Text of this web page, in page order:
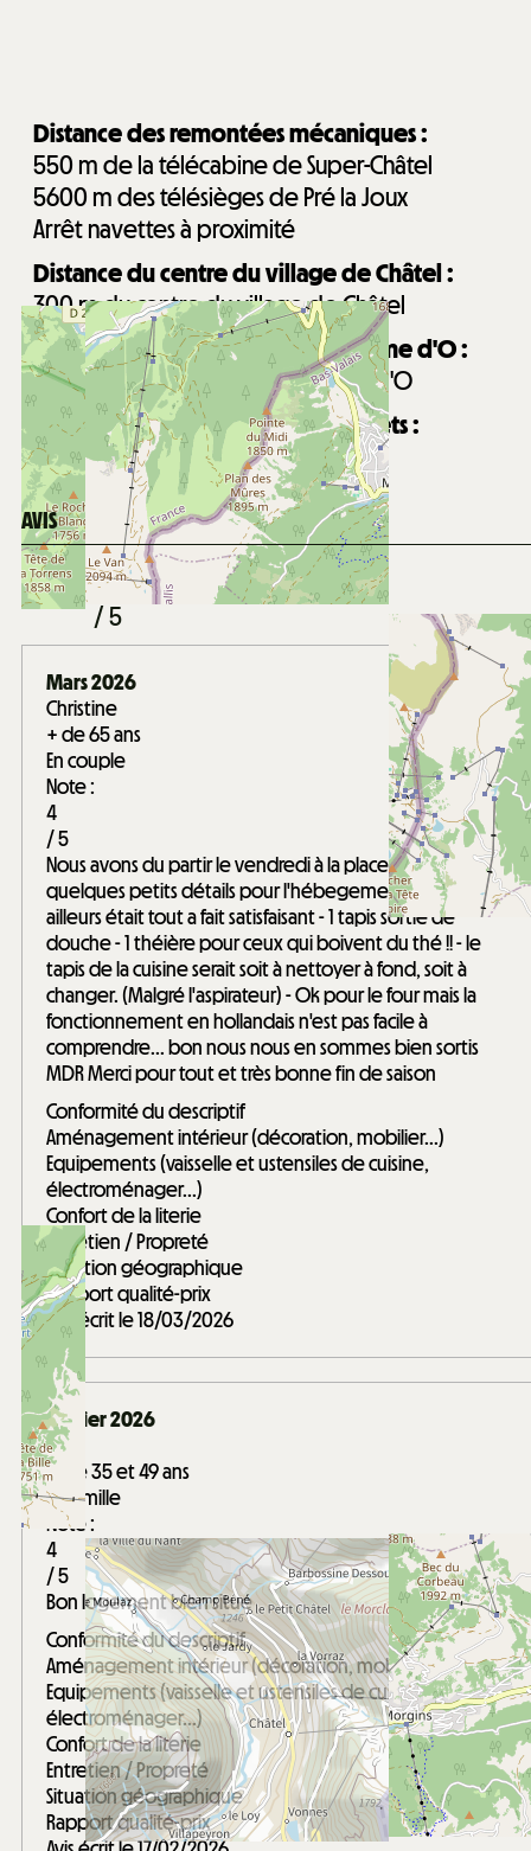
Distance des remontées mécaniques :
550 m de la télécabine de Super-Châtel
5600 m des télésièges de Pré la Joux
Arrêt navettes à proximité
Distance du centre du village de Châtel :
300m du centre du village de Châtel
Distance du centre aquatique Forme d'O :
110m du centre aquatique Forme d'O
Distance de la garderie Les Mouflets :
650m de la garderie Les Mouflets
AVIS
Note :
4,25
/ 5
(8 )
Mars 2026
Christine
+ de 65 ans
En couple
Note :
4
/ 5
Nous avons du partir le vendredi à la place du samedi
quelques petits détails pour l'hébegement qui par
ailleurs était tout a fait satisfaisant - 1 tapis sortie de
douche - 1 théière pour ceux qui boivent du thé !! - le
tapis de la cuisine serait soit à nettoyer à fond, soit à
changer. (Malgré l'aspirateur) - Ok pour le four mais la
fonctionnement en hollandais n'est pas facile à
comprendre... bon nous nous en sommes bien sortis
MDR Merci pour tout et très bonne fin de saison
Conformité du descriptif
Aménagement intérieur (décoration, mobilier...)
Equipements (vaisselle et ustensiles de cuisine,
électroménager...)
Confort de la literie
Entretien / Propreté
Situation géographique
Rapport qualité-prix
Avis écrit le 18/03/2026
Février 2026
Cyril
Entre 35 et 49 ans
En famille
Note :
4
/ 5
Bon logement bien situé
Conformité du descriptif
Aménagement intérieur (décoration, mobilier...)
Equipements (vaisselle et ustensiles de cuisine,
électroménager...)
Confort de la literie
Entretien / Propreté
Situation géographique
Rapport qualité-prix